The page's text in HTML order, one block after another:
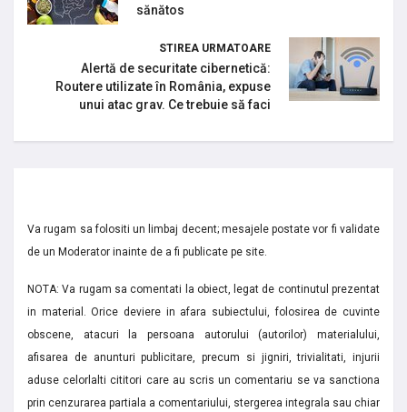
sănătos
STIREA URMATOARE
Alertă de securitate cibernetică:
Routere utilizate în România, expuse
unui atac grav. Ce trebuie să faci
Va rugam sa folositi un limbaj decent; mesajele postate vor fi validate
de un Moderator inainte de a fi publicate pe site.
NOTA: Va rugam sa comentati la obiect, legat de continutul prezentat
in material. Orice deviere in afara subiectului, folosirea de cuvinte
obscene, atacuri la persoana autorului (autorilor) materialului,
afisarea de anunturi publicitare, precum si jigniri, trivialitati, injurii
aduse celorlalti cititori care au scris un comentariu se va sanctiona
prin cenzurarea partiala a comentariului, stergerea integrala sau chiar